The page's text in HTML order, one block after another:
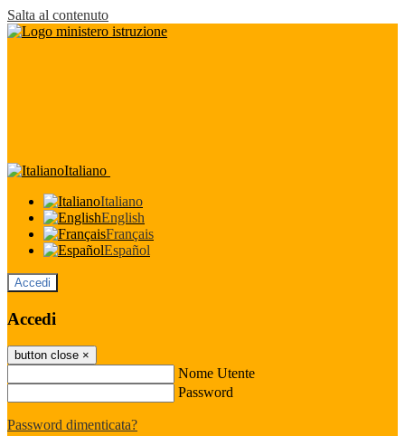
Salta al contenuto
Italiano
Italiano
English
Français
Español
Accedi
Accedi
button close ×
Nome Utente
Password
Password dimenticata?